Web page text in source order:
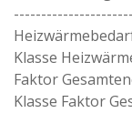
Klasse
Faktor
Klasse Faktor